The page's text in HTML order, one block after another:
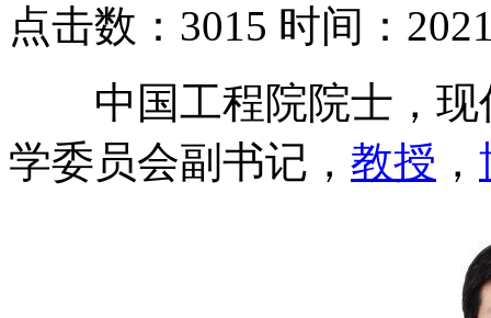
点击数：3015 时间：
中国工程院院士，现
学委员会副书记， 教授 ，